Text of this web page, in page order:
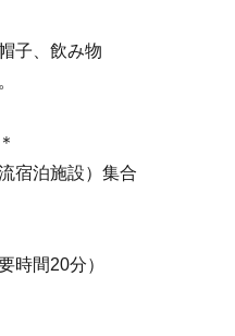
子、飲み物
宿泊施設）集合
時間20分）